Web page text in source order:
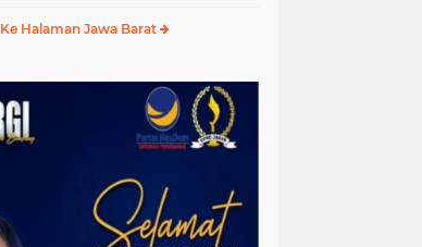
Ke Halaman Jawa Barat